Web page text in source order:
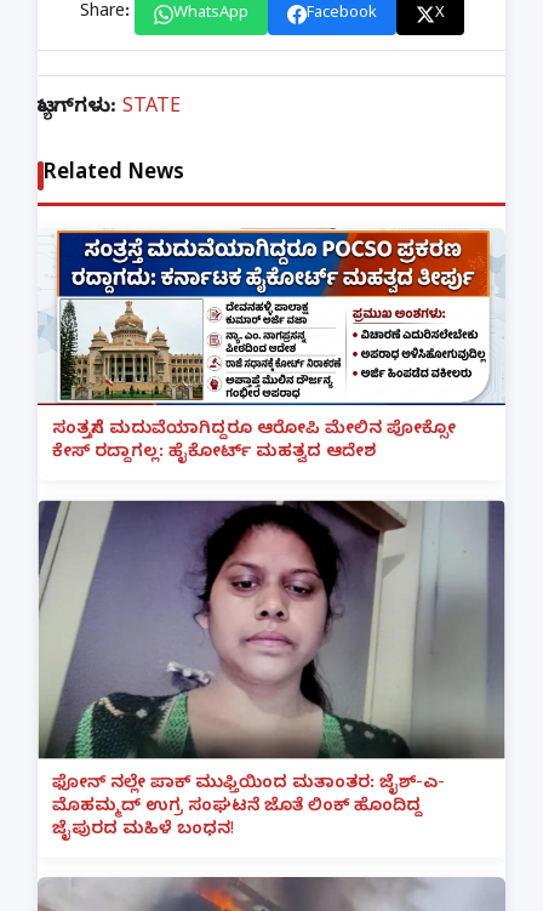
Share: WhatsApp Facebook X
ಟ್ಯಾಗ್‌ಗಳು: STATE
Related News
ಸಂತ್ರಸ್ತೆಗೆ ಮದುವೆಯಾಗಿದ್ದರೂ ಆರೋಪಿ ಮೇಲಿನ ಪೋಕ್ಸೋ
ಕೇಸ್ ರದ್ದಾಗಲ್ಲ: ಹೈಕೋರ್ಟ್ ಮಹತ್ವದ ಆದೇಶ
ಫೋನ್ ನಲ್ಲೇ ಪಾಕ್ ಮುಫ್ತಿಯಿಂದ ಮತಾಂತರ: ಜೈಶ್-ಎ-
ಮೊಹಮ್ಮದ್ ಉಗ್ರ ಸಂಘಟನೆ ಜೊತೆ ಲಿಂಕ್ ಹೊಂದಿದ್ದ
ಜೈಪುರದ ಮಹಿಳೆ ಬಂಧನ!